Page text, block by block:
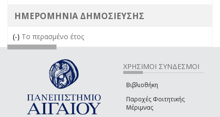
ΗΜΕΡΟΜΗΝΙΑ ΔΗΜΟΣΙΕΥΣΗΣ
(-) Remove Το περασμένο έτος filter
Το περασμένο έτος
ΧΡΗΣΙΜΟΙ ΣΥΝΔΕΣΜΟΙ
Βιβλιοθήκη
Παροχές Φοιτητικής
Μέριμνας